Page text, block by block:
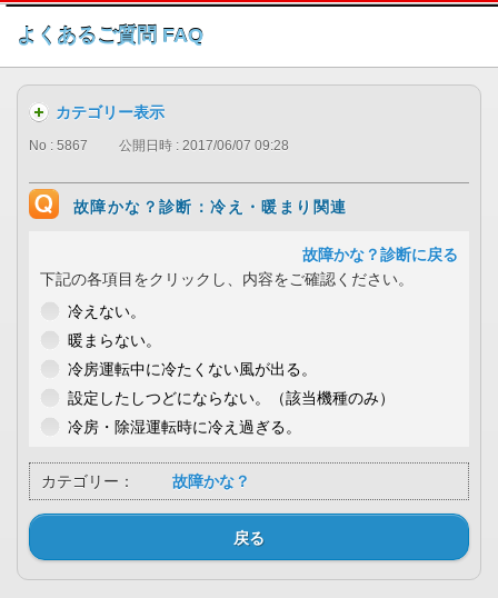
このページの本文へ
よくあるご質問 FAQ
カテゴリー表示
No : 5867 公開日時 : 2017/06/07 09:28
故障かな？診断：冷え・暖まり関連
故障かな？診断に戻る
下記の各項目をクリックし、内容をご確認ください。
冷えない。
暖まらない。
冷房運転中に冷たくない風が出る。
設定したしつどにならない。（該当機種のみ）
冷房・除湿運転時に冷え過ぎる。
カテゴリー： 故障かな？
戻る